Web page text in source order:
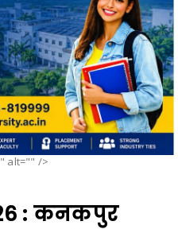
alt="" />
: कनकपुर